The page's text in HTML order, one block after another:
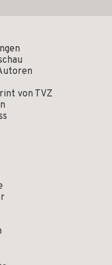
von TVZ